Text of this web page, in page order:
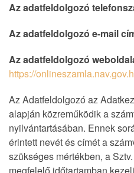
Az adatfeldolgozó
Az adatfeldolgozó e-mail
Az adatfeldolgozó
https://
Az Adatfeldolgozó az
alapján közreműködik a
nyilvántartásában. Ennek
érintett nevét és címét a
szükséges mértékben, a